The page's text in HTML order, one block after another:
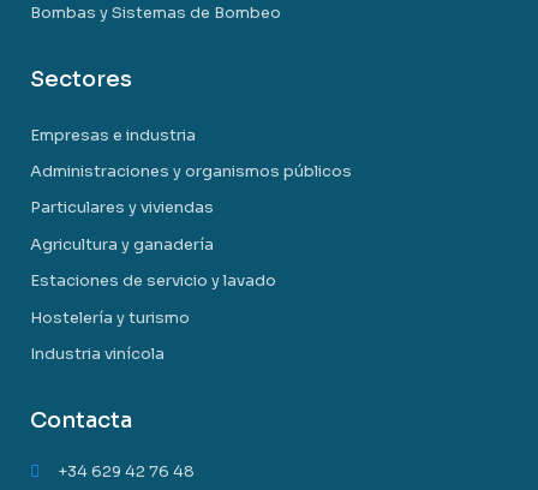
Bombas y Sistemas de Bombeo
Sectores
Empresas e industria
Administraciones y organismos públicos
Particulares y viviendas
Agricultura y ganadería
Estaciones de servicio y lavado
Hostelería y turismo
Industria vinícola
Contacta
+34 629 42 76 48